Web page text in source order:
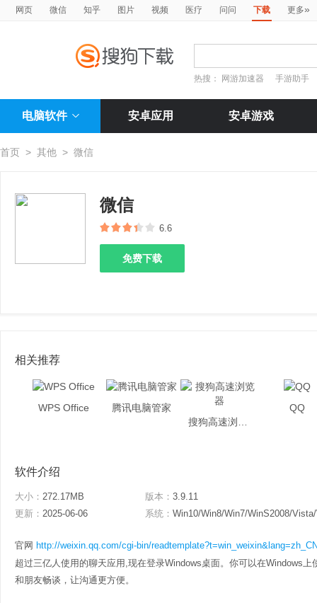
网页 微信 知乎 图片 视频 医疗 问问 下载 更多»
热搜： 网游加速器 手游助手
电脑软件 安卓应用 安卓游戏
首页 > 其他 > 微信
微信
6.6
免费下载
相关推荐
WPS Office
腾讯电脑管家
QQ
软件介绍
大小： 272.17MB 版本： 3.9.11
更新： 2025-06-06 系统： Win10/Win8/Win7/WinS2008/
官网 http://weixin.qq.com/cgi-bin/
超过三亿人使用的聊天应用,现在登录Windows桌面。你可以在Windows
和朋友畅谈，让沟通更方便。